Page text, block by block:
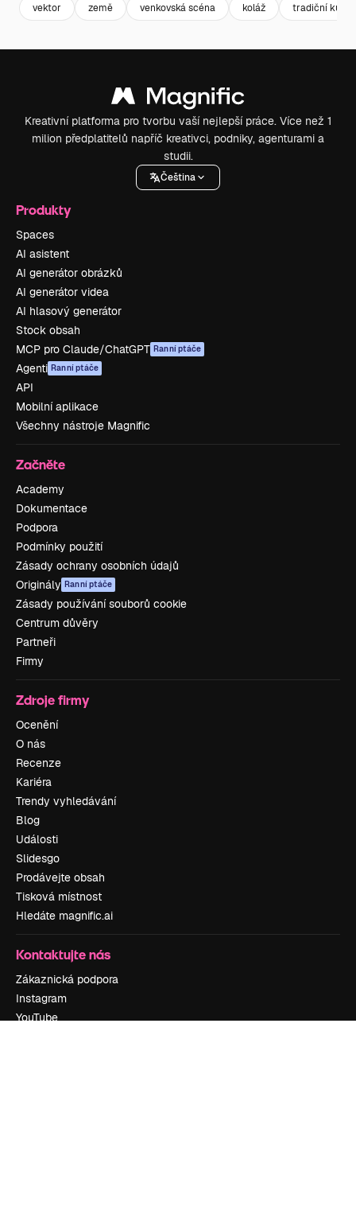
vektor země venkovská scéna koláž tradiční
Kreativní platforma pro tvorbu vaší nejlepší práce. Více než 1
milion předplatitelů napříč kreativci, podniky, agenturami a
studii.
Čeština
Produkty
Spaces
AI asistent
AI generátor obrázků
AI generátor videa
AI hlasový generátor
Stock obsah
MCP pro Claude/ChatGPT Ranní ptáče
Agenti Ranní ptáče
API
Mobilní aplikace
Všechny nástroje Magnific
Začněte
Academy
Dokumentace
Podpora
Podmínky použití
Zásady ochrany osobních údajů
Originály Ranní ptáče
Zásady používání souborů cookie
Centrum důvěry
Partneři
Firmy
Zdroje firmy
Ocenění
O nás
Recenze
Kariéra
Trendy vyhledávání
Blog
Události
Slidesgo
Prodávejte obsah
Tisková místnost
Hledáte magnific.ai
Kontaktujte nás
Zákaznická podpora
Instagram
YouTube